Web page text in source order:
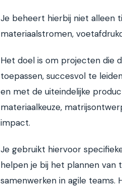
Je beheert hierbij niet alleen
materiaalstromen,
Het doel is om projecten die
toepassen, succesvol te
en met de uiteindelijke
materiaalkeuze,
impact.
Je gebruikt hiervoor
helpen je bij het plannen van
samenwerken in agile teams.